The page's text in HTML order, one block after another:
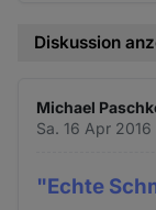
Diskussion
Michael
Sa. 16 Apr
"Echte